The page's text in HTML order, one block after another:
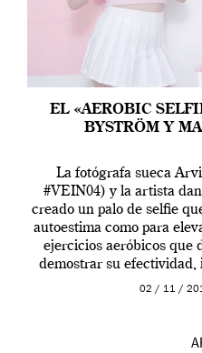
EL «AEROBIC
BYSTRÖM Y
La fotógrafa sueca
#VEIN04) y la artista
creado un palo de selfie
autoestima como para
ejercicios aeróbicos que
demostrar su efectividad,
prueba
02 / 11 /